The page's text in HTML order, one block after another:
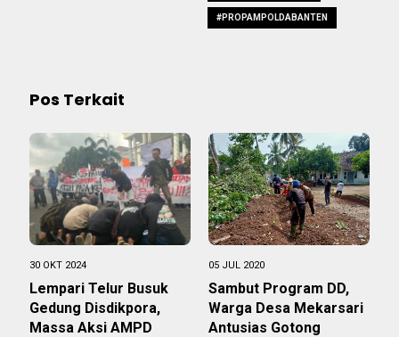
#PROPAMPOLDABANTEN
Pos Terkait
30 OKT 2024
Lempari Telur Busuk
Gedung Disdikpora,
Massa Aksi AMPD
05 JUL 2020
Sambut Program DD,
Warga Desa Mekarsari
Antusias Gotong